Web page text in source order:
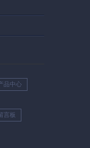
品中心
言板